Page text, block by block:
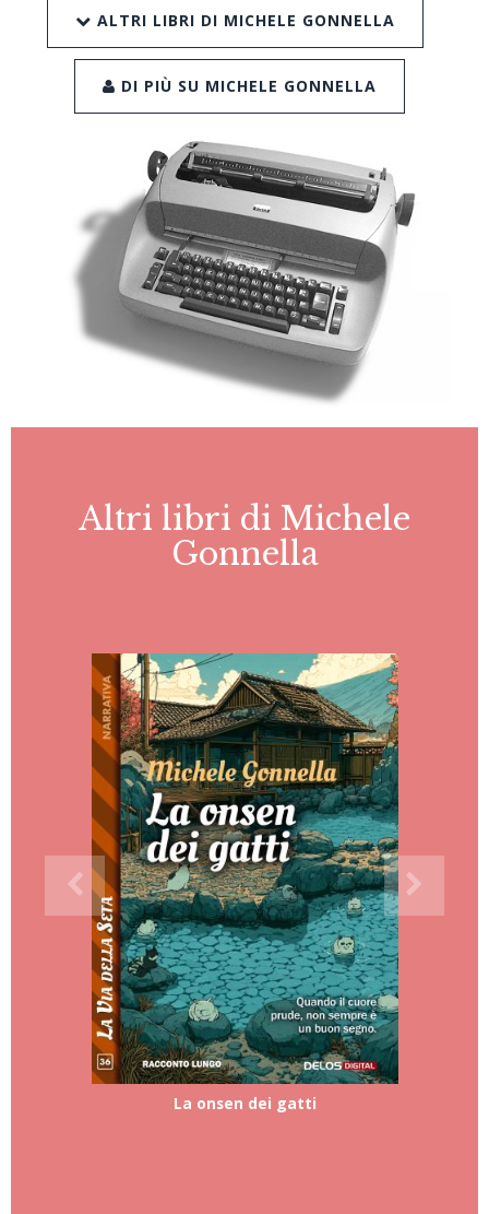
ALTRI LIBRI DI MICHELE GONNELLA
DI PIÙ SU MICHELE GONNELLA
Altri libri di Michele
Gonnella
La onsen dei gatti